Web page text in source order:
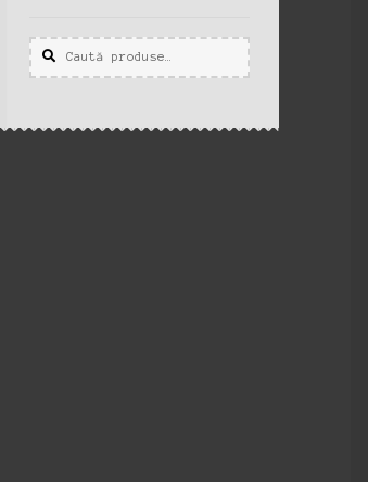
Caută
după:
Caută